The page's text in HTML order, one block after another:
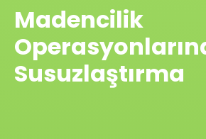
Madencilik
Susuzlaştırma